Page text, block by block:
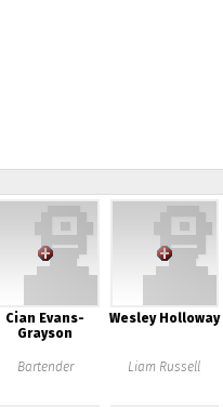
Cian Evans-
Grayson
Bartender
Wesley Holloway
Liam Russell